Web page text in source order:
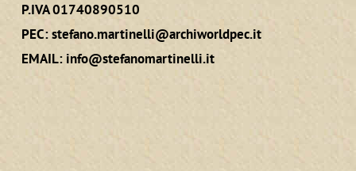
P.IVA 01740890510
PEC:stefano.martinelli@archiworldpec.it
EMAIL: info@stefanomartinelli.it